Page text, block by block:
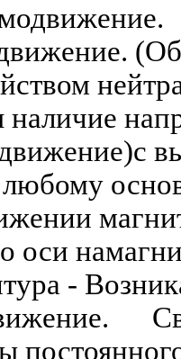
наличие
оси
-